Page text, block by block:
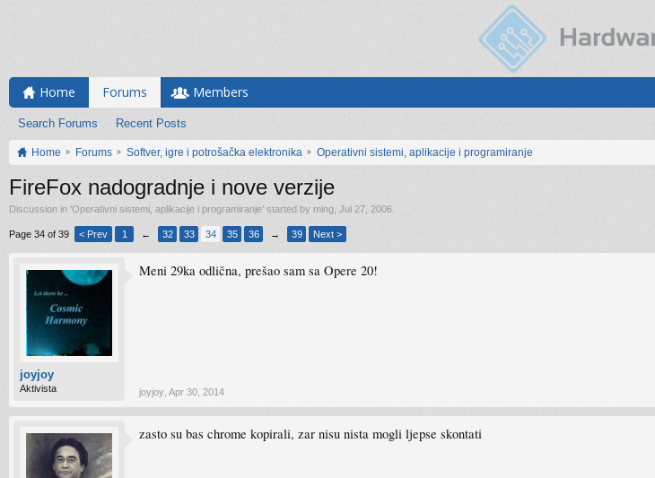
Home Forums
Search Forums Recent Posts
Members
Home Forums Softver, igre i potrošačka elektronika Operativni sistemi, aplikacije i programiranje
FireFox nadogradnje i nove verzije
Discussion in 'Operativni sistemi, aplikacije i programiranje' started by ming Jul 27, 2006
Page 34 of 39 < Prev 1 ← 32 33 34 35 36 → 39 Next >
joyjoy
Aktivista
Meni 29ka odlična, prešao sam sa Opere 20!
joyjoy Apr 30, 2014
zasto su bas chrome kopirali, zar nisu nista mogli ljepse skontati